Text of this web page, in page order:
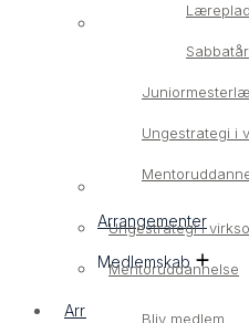
Sabbatår
Ungestrategi i
Arrangementer
Medlemskab
Bliv medlem
Fritidsjob
Læreplads
Sabbatår
Juniormesterlære
Ungestrategi i
Mentoruddannelse
Arrangementer